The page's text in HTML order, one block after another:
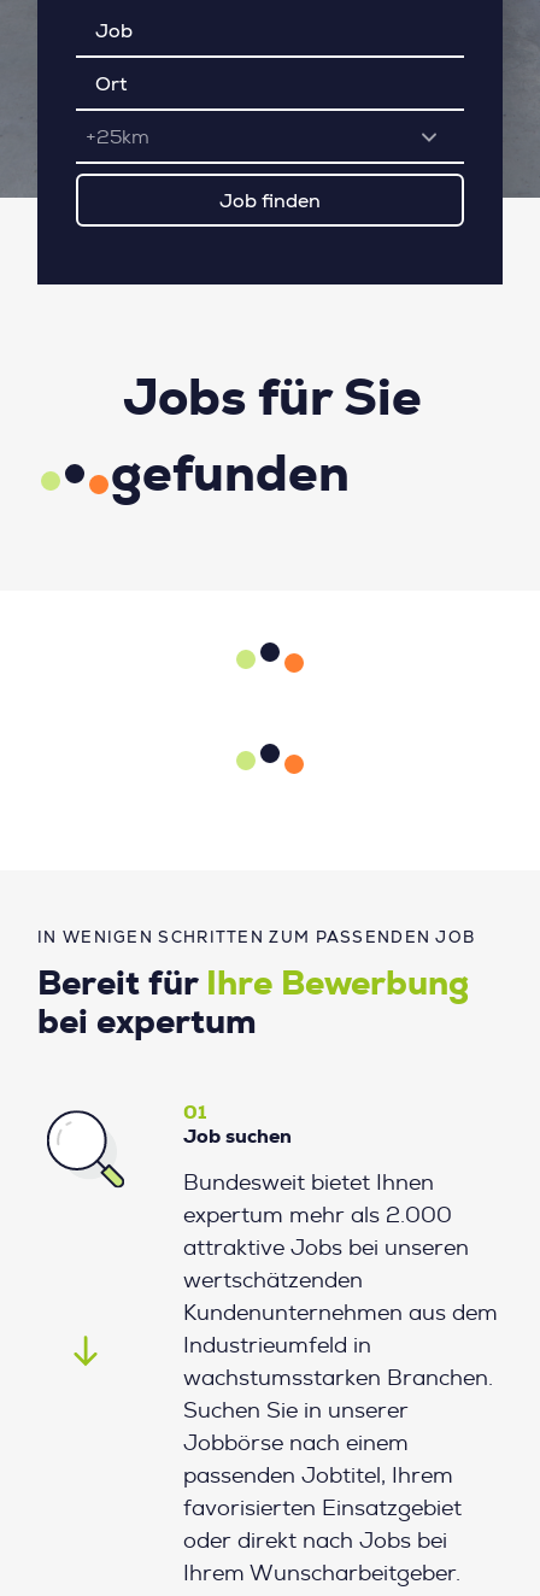
+25km
IN WENIGEN SCHRITTEN ZUM PASSENDEN JOB
Bereit für
Ihre Bewerbung
bei expertum
01
Job suchen
Bundesweit bietet Ihnen
expertum mehr als 2.000
attraktive Jobs bei unseren
wertschätzenden
Kundenunternehmen aus dem
Industrieumfeld in
wachstumsstarken Branchen.
Suchen Sie in unserer
Jobbörse nach einem
passenden Jobtitel, Ihrem
favorisierten Einsatzgebiet
oder direkt nach Jobs bei
Ihrem Wunscharbeitgeber.